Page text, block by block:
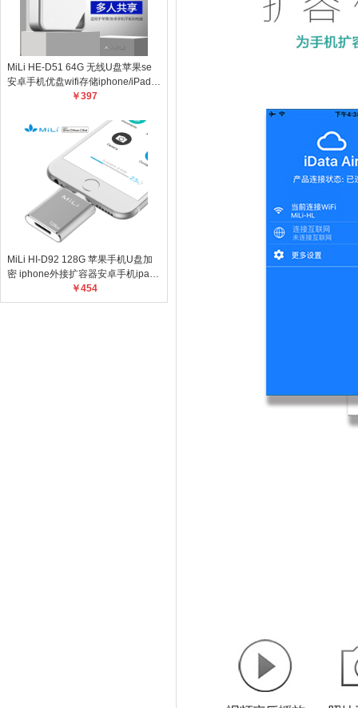
MiLi HE-D51 64G 无线U盘苹果se
安卓手机优盘wifi存储iphone/iPad扩
容器办公电脑u盘两用 白色 个
￥397
MiLi HI-D92 128G 苹果手机U盘加
密 iphone外接扩容器安卓手机ipad
电脑通用优盘MFi认证U盘 金色 个
￥454